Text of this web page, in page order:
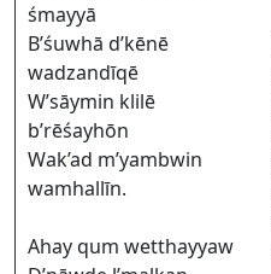
śmayyā
B’śuwhā d’kēnē
wadzandīqē
W’sāymin klilē
b’rēśayhōn
Wak’ad m’yambwin
wamhallīn.
Ahay qum wetthayyaw